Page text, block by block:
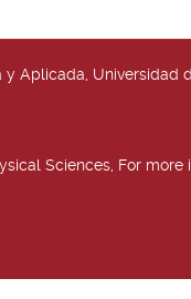
Aplicada, Universidad
Sciences, For